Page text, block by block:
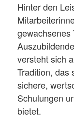
Hinter den
gewachsenes
versteht sich
Tradition, das
sichere,
Schulungen
bietet.​